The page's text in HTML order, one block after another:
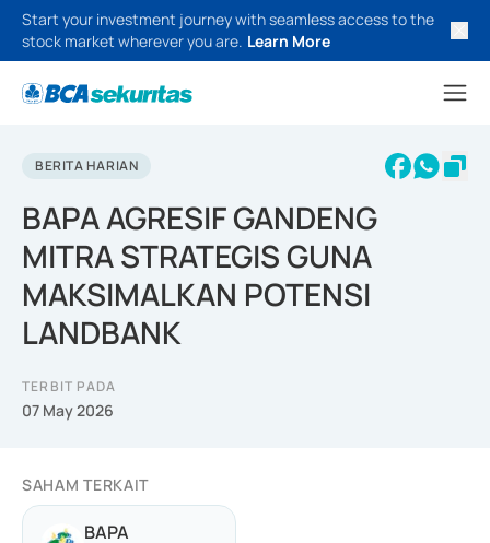
Start your investment journey with seamless access to the
stock market wherever you are. Learn More
BERITA HARIAN
BAPA AGRESIF GANDENG
MITRA STRATEGIS GUNA
MAKSIMALKAN POTENSI
LANDBANK
TERBIT PADA
07 May 2026
SAHAM TERKAIT
BAPA